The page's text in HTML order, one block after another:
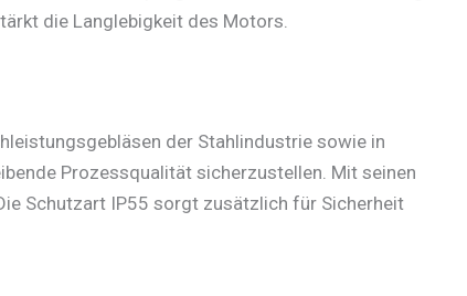
die Langlebigkeit des Motors.
der Stahlindustrie sowie in
Prozessqualität sicherzustellen. Mit seinen
Schutzart IP55 sorgt zusätzlich für Sicherheit